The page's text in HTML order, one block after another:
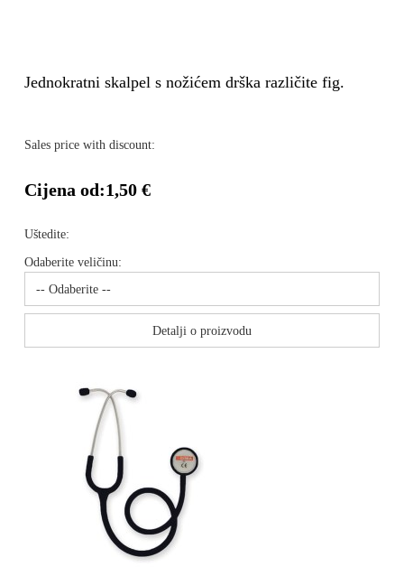
Jednokratni skalpel s nožićem drška različite fig.
Sales price with discount:
Cijena od:1,50 €
Uštedite:
Odaberite veličinu:
Detalji o proizvodu